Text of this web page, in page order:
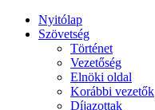
Nyitólap
Szövetség
Történet
Vezetőség
Elnöki oldal
Korábbi vezetők
Díjazottak